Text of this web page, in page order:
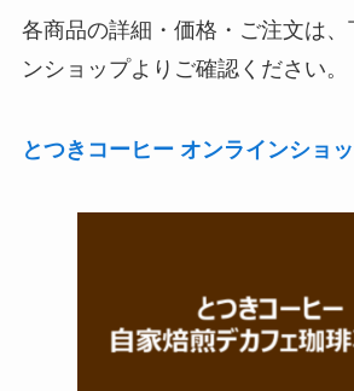
各商品の詳細・価格・ご注文は、
ンショップよりご確認ください。
とつきコーヒー オンラインショ